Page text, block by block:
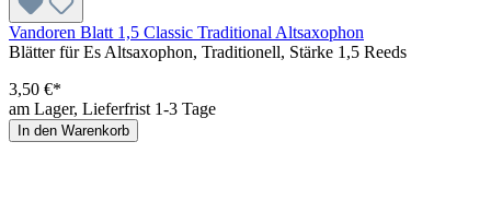
Vandoren Blatt 1,5 Classic Traditional Altsaxophon
Blätter für Es Altsaxophon, Traditionell, Stärke 1,5 Reeds
3,50 €*
am Lager, Lieferfrist 1-3 Tage
In den Warenkorb